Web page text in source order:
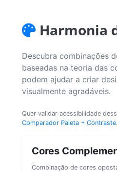
Harmonia
Descubra combinações
baseadas na teoria das
podem ajudar a criar
visualmente agradáveis.
Quer validar acessibilidade
Comparador Paleta + Contraste.
Cores
Combinação de cores